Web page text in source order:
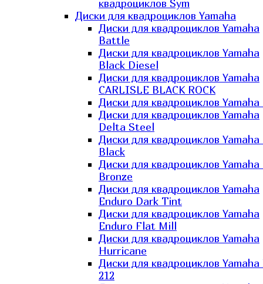
квадроциклов Sym
Диски для квадроциклов Yamaha
Диски для квадроциклов Yamaha
Battle
Диски для квадроциклов Yamaha
Black Diesel
Диски для квадроциклов Yamaha
CARLISLE BLACK ROCK
Диски для квадроциклов Yamaha
Диски для квадроциклов Yamaha
Delta Steel
Диски для квадроциклов
Black
Диски для квадроциклов
Bronze
Диски для квадроциклов Yamaha
Enduro Dark Tint
Диски для квадроциклов Yamaha
Enduro Flat Mill
Диски для квадроциклов Yamaha
Hurricane
Диски для квадроциклов
212